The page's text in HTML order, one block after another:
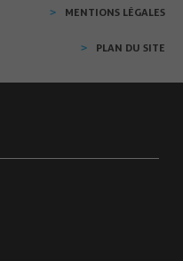
MENTIONS LÉGALES
PLAN DU SITE